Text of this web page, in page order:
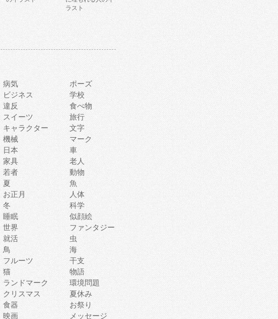
ラスト
病気
ポーズ
ビジネス
学校
違反
食べ物
スイーツ
旅行
キャラクター
文字
機械
マーク
日本
車
家具
老人
若者
動物
夏
魚
お正月
人体
冬
科学
睡眠
似顔絵
世界
ファンタジー
就活
虫
鳥
海
フルーツ
干支
猫
物語
ランドマーク
環境問題
クリスマス
夏休み
食器
お祭り
映画 メッセージ